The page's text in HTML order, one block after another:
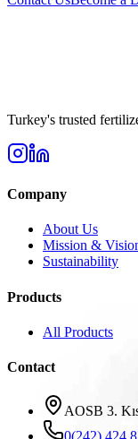
Turkey's trusted
Company
About Us
Mission &
Sustainability
Products
All Products
Contact
AOSB 3.